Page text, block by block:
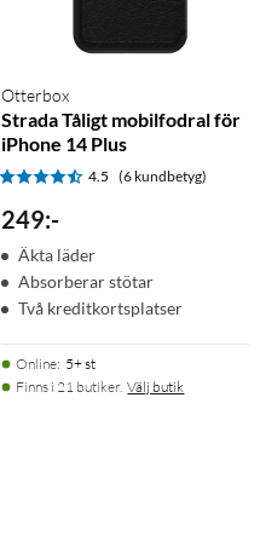
Otterbox
Strada Tåligt mobilfodral för
iPhone 14 Plus
4.5 (6 kundbetyg)
249:-
Äkta läder
Absorberar stötar
Två kreditkortsplatser
Online: 5+ st
Finns i 21 butiker. Välj butik